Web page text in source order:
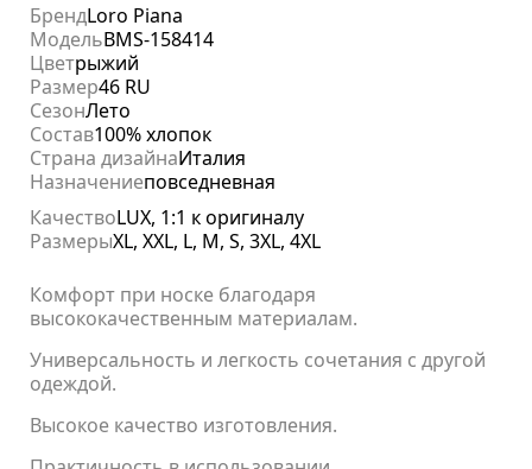
БрендLoro Piana
МодельBMS-158414
Цветрыжий
Размер46 RU
СезонЛето
Состав100% хлопок
Страна дизайнаИталия
Назначениеповседневная
КачествоLUX, 1:1 к оригиналу
РазмерыXL, XXL, L, M, S, 3XL, 4XL
Комфорт при носке благодаря
высококачественным материалам.
Универсальность и легкость сочетания с другой
одеждой.
Высокое качество изготовления.